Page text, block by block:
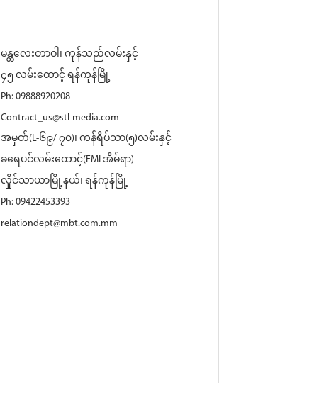
မန္တလေးတာဝါ၊ ကုန်သည်လမ်းနှင့်
၄၅ လမ်းထောင့် ရန်ကုန်မြို့
Ph: 09888920208
Contract_us@stl-media.com
အမှတ်(L-၆၉/ ၇၀)၊ ကန်ရိပ်သာ(၅)လမ်းနှင့်
ခရေပင်လမ်းထောင့်(FMI အိမ်ရာ)
လှိုင်သာယာမြို့နယ်၊ ရန်ကုန်မြို့
Ph: 09422453393
relationdept@mbt.com.mm